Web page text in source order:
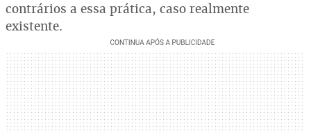
contrários a essa prática, caso realmente
existente.